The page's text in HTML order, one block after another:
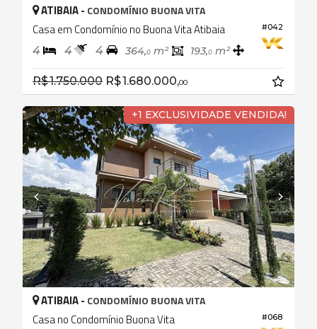
#042
ATIBAIA - CONDOMÍNIO BUONA VITA
Casa em Condomínio no Buona Vita Atibaia
4 4 4 364,0 m² 193,0 m²
R$ 1.750.000 R$ 1.680.000,00
+1 EXCLUSIVIDADE VENDIDA!
#068
ATIBAIA - CONDOMÍNIO BUONA VITA
Casa no Condomínio Buona Vita